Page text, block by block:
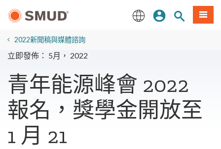
登入站內搜尋
選單
2022新聞稿與媒體諮詢
立即發佈： 5月， 2022
青年能源峰會 2022
報名，獎學金開放至
1 月 21